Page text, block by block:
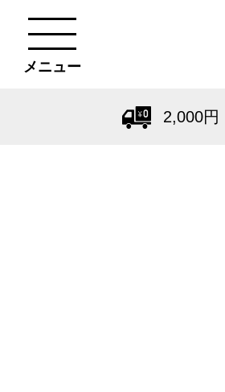
メニュー
2,000円